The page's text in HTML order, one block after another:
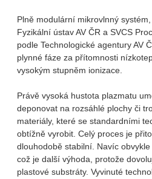
Plně modulární mikrovlnný
Fyzikální ústav AV ČR a SVCS
podle Technologické agentury AV
plynné fáze za přítomnosti
vysokým stupněm ionizace.
Právě vysoká hustota plazmatu
deponovat na rozsáhlé plochy či
materiály, které se standardními
obtížně vyrobit. Celý proces je
dlouhodobě stabilní. Navíc
což je další výhoda, protože
plastové substráty. Vyvinuté